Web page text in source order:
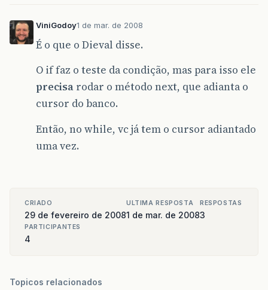
ViniGodoy1 de mar. de 2008
É o que o Dieval disse.
O if faz o teste da condição, mas para isso ele
precisa rodar o método next, que adianta o
cursor do banco.
Então, no while, vc já tem o cursor adiantado
uma vez.
CRIADO
29 de fevereiro de 2008
ULTIMA RESPOSTA
1 de mar. de 2008
RESPOSTAS
3
PARTICIPANTES
4
Topicos relacionados